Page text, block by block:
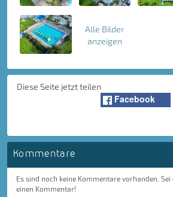
Alle Bilder
anzeigen
Diese Seite jetzt teilen
Facebook
Kommentare
Es sind noch keine Kommentare vorhanden.
einen Kommentar!